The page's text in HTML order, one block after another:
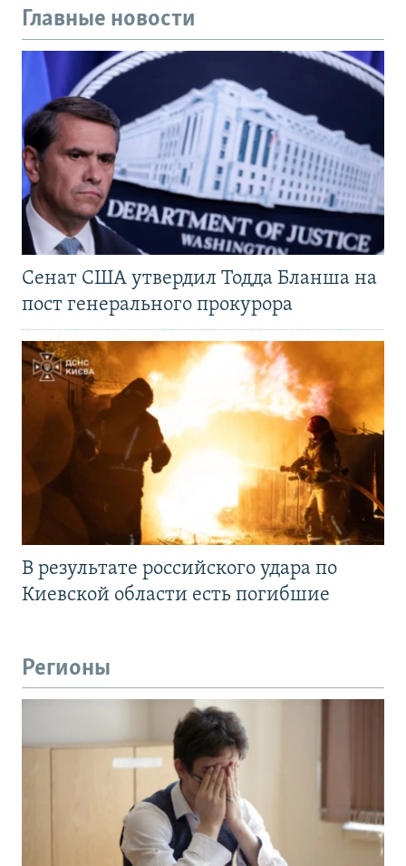
Главные новости
Сенат США утвердил Тодда Бланша на
пост генерального прокурора
В результате российского удара по
Киевской области есть погибшие
Регионы